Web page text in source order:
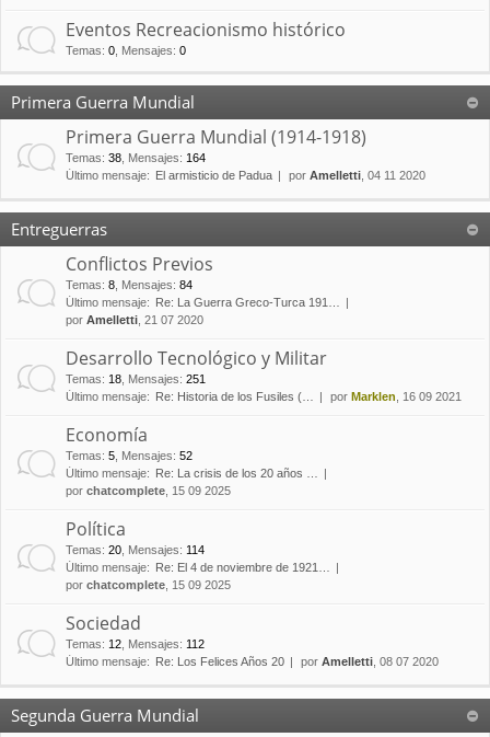
Eventos Recreacionismo histórico
Temas: 0 Mensajes: 0
Primera Guerra Mundial
Primera Guerra Mundial (1914-1918)
Temas: 38 Mensajes: 164
Último mensaje:
El armisticio de Padua por Amelletti , 04 11 2020
Entreguerras
Conflictos Previos
Temas: 8 Mensajes: 84
Último mensaje:
Re: La Guerra Greco-Turca 191…
por Amelletti , 21 07 2020
Desarrollo Tecnológico y Militar
Temas: 18 Mensajes: 251
Último mensaje:
Re: Historia de los Fusiles (… por Marklen , 16 09 2021
Economía
Temas: 5 Mensajes: 52
Último mensaje:
Re: La crisis de los 20 años …
por chatcomplete , 15 09 2025
Política
Temas: 20 Mensajes: 114
Último mensaje:
Re: El 4 de noviembre de 1921…
por chatcomplete , 15 09 2025
Sociedad
Temas: 12 Mensajes: 112
Último mensaje:
Re: Los Felices Años 20 por Amelletti , 08 07 2020
Segunda Guerra Mundial